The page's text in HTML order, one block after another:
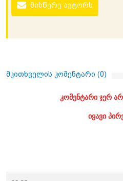
მისწერე ავტორს
მკითხველის კომენტარი (0)
კომენტარი ჯერ
იყავი